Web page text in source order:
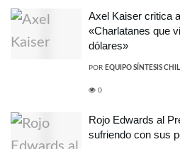
Axel Kaiser critica
«Charlatanes que
dólares»
POR EQUIPO SÍNTESIS
0
Rojo Edwards al
sufriendo con sus